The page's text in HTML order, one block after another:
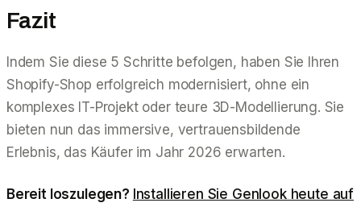
Fazit
Indem Sie diese 5 Schritte befolgen, haben Sie Ihren
Shopify-Shop erfolgreich modernisiert, ohne ein
komplexes IT-Projekt oder teure 3D-Modellierung. Sie
bieten nun das immersive, vertrauensbildende
Erlebnis, das Käufer im Jahr 2026 erwarten.
Bereit loszulegen? Installieren Sie Genlook heute auf